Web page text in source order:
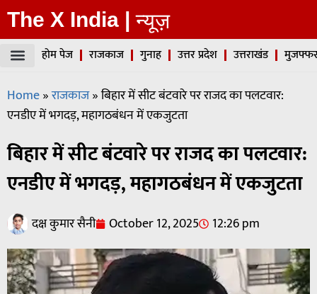
The X India | न्यूज़
होम पेज राजकाज गुनाह उत्तर प्रदेश उत्तराखंड
Home»राजकाज»बिहार में सीट बंटवारे पर राजद का पलटवार:
एनडीए में भगदड़, महागठबंधन में एकजुटता
बिहार में सीट बंटवारे पर राजद का पलटवार:
एनडीए में भगदड़, महागठबंधन में एकजुटता
दक्ष कुमार सैनी October 12, 2025 12:26 pm